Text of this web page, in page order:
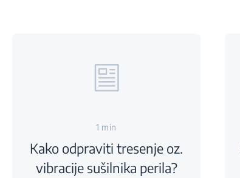
1 min
Kako odpraviti tresenje oz.
vibracije sušilnika perila?